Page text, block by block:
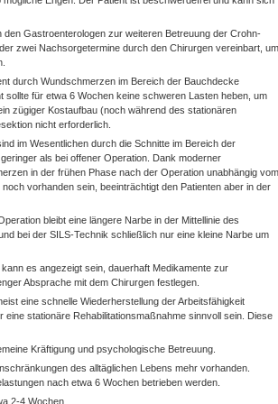
Gastroenterologen zur weiteren Betreuung der Crohn-
zwei Nachsorgetermine durch den Chirurgen vereinbart, um
durch Wundschmerzen im Bereich der Bauchdecke
für etwa 6 Wochen keine schweren Lasten heben, um
zügiger Kostaufbau (noch während des stationären
nicht erforderlich.
im Wesentlichen durch die Schnitte im Bereich der
als bei offener Operation. Dank moderner
in der frühen Phase nach der Operation unabhängig vom
vorhanden sein, beeinträchtigt den Patienten aber in der
bleibt eine längere Narbe in der Mittellinie des
bei der SILS-Technik schließlich nur eine kleine Narbe um
es angezeigt sein, dauerhaft Medikamente zur
Absprache mit dem Chirurgen festlegen.
eine schnelle Wiederherstellung der Arbeitsfähigkeit
stationäre Rehabilitationsmaßnahme sinnvoll sein. Diese
Kräftigung und psychologische Betreuung.
des alltäglichen Lebens mehr vorhanden.
nach etwa 6 Wochen betrieben werden.
2-4 Wochen.